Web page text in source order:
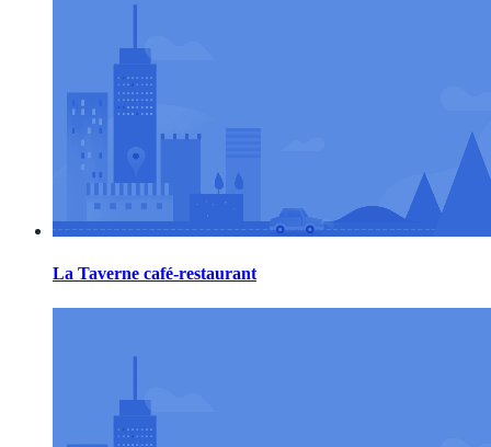
La Taverne café-restaurant